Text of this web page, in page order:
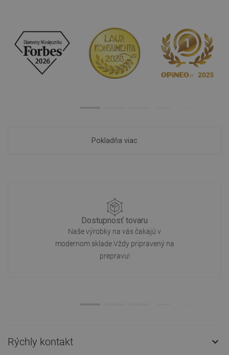
Pokladňa viac
Dostupnosť tovaru
Naše výrobky na vás čakajú v
modernom sklade.Vždy pripravený na
prepravu!
Rýchly kontakt 